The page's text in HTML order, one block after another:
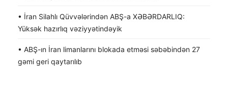
• İran Silahlı Qüvvələrindən ABŞ-a XƏBƏRDARLIQ:
Yüksək hazırlıq vəziyyətindəyik
• ABŞ-ın İran limanlarını blokada etməsi səbəbindən 27
gəmi geri qaytarılıb